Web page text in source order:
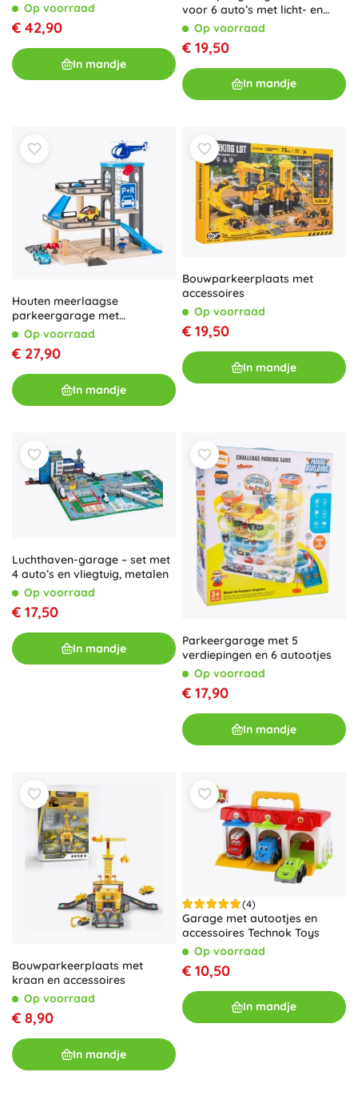
Op voorraad
€ 42,90
In mandje
voor 6 auto’s met licht- en
geluidseffecten
Op voorraad
€ 19,50
In mandje
Houten meerlaagse
parkeergarage met
helikopterlandingsplaats
Op voorraad
€ 27,90
In mandje
Bouwparkeerplaats met
accessoires
Op voorraad
€ 19,50
In mandje
Luchthaven-garage – set met
4 auto’s en vliegtuig, metalen
Op voorraad
€ 17,50
In mandje
Parkeergarage met 5
verdiepingen en 6 autootjes
Op voorraad
€ 17,90
In mandje
Bouwparkeerplaats met
kraan en accessoires
Op voorraad
€ 8,90
In mandje
(4)
Garage met autootjes en
accessoires Technok Toys
Op voorraad
€ 10,50
In mandje